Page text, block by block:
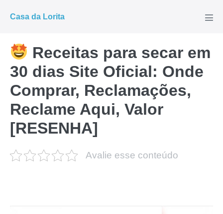
para
conteúdo
Casa da Lorita
Receitas para secar em
30 dias Site Oficial: Onde
Comprar, Reclamações,
Reclame Aqui, Valor
[RESENHA]
Avalie esse conteúdo